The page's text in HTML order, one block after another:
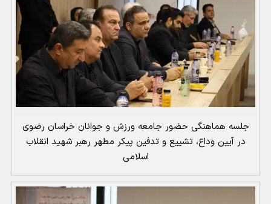
جلسه هماهنگی حضور جامعه ورزش و جوانان خراسان رضوی
در آیین وداع، تشییع و تدفین پیکر مطهر رهبر شهید انقلاب
اسلامی